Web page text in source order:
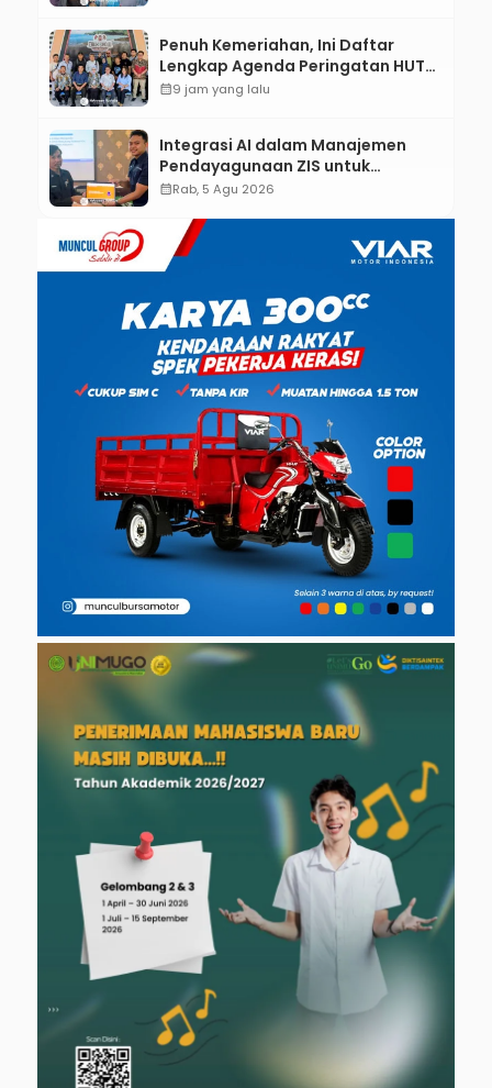
Penuh Kemeriahan, Ini Daftar
Lengkap Agenda Peringatan HUT
ke-81 RI dan Hari Jadi ke-397
calendar_month9 jam yang lalu
Integrasi AI dalam Manajemen
Pendayagunaan ZIS untuk
Mendukung Realisasi IKAL
calendar_monthRab, 5 Agu 2026